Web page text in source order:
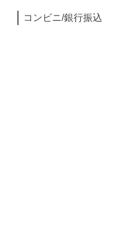
コンビニ/銀行振込